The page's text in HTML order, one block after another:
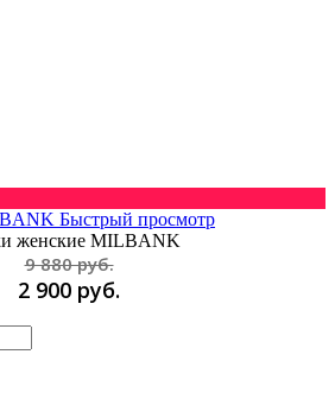
Быстрый просмотр
женские MILBANK
9 880 руб.
2 900 руб.